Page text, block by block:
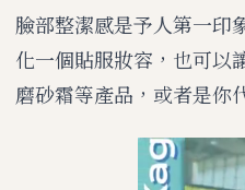
臉部整潔感是予人第一印
化一個貼服妝容，也可以
磨砂霜等產品，或者是你